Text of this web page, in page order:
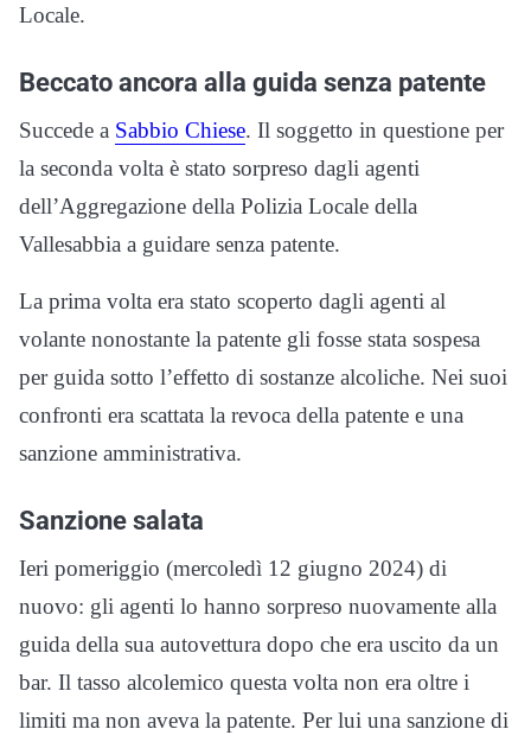
Locale.
Beccato ancora alla guida senza patente
Succede a Sabbio Chiese. Il soggetto in questione per
la seconda volta è stato sorpreso dagli agenti
dell’Aggregazione della Polizia Locale della
Vallesabbia a guidare senza patente.
La prima volta era stato scoperto dagli agenti al
volante nonostante la patente gli fosse stata sospesa
per guida sotto l’effetto di sostanze alcoliche. Nei suoi
confronti era scattata la revoca della patente e una
sanzione amministrativa.
Sanzione salata
Ieri pomeriggio (mercoledì 12 giugno 2024) di
nuovo: gli agenti lo hanno sorpreso nuovamente alla
guida della sua autovettura dopo che era uscito da un
bar. Il tasso alcolemico questa volta non era oltre i
limiti ma non aveva la patente. Per lui una sanzione di